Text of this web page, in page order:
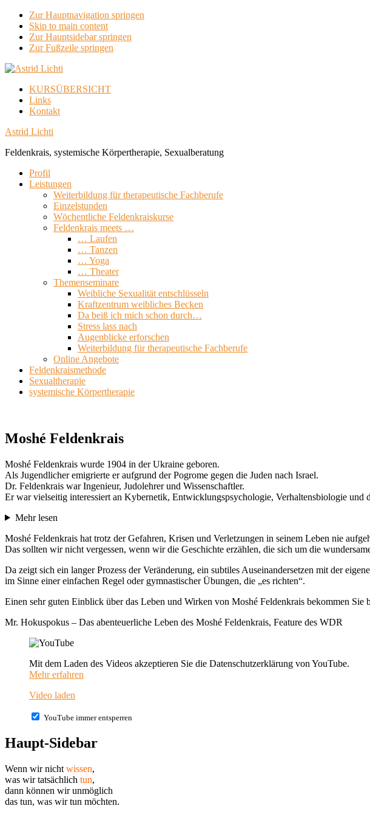
Zur Hauptnavigation springen
Skip to main content
Zur Hauptsidebar springen
Zur Fußzeile springen
KURSÜBERSICHT
Links
Kontakt
Astrid Lichti
Feldenkrais, systemische Körpertherapie, Sexualberatung
Profil
Leistungen
Weiterbildung für therapeutische Fachberufe
Einzelstunden
Wöchentliche Feldenkraiskurse
Feldenkrais meets …
… Laufen
… Tanzen
… Yoga
… Theater
Themenseminare
Weibliche Sexualität entschlüsseln
Kraftzentrum weibliches Becken
Da beiß ich mich schon durch…
Stress lass nach
Augenblicke erforschen
Weiterbildung für therapeutische Fachberufe
Online Angebote
Feldenkraismethode
Sexualtherapie
systemische Körpertherapie
Moshé Feldenkrais
Moshé Feldenkrais wurde 1904 in der Ukraine geboren.
Als Jugendlicher emigrierte er aufgrund der Pogrome gegen die Juden nach Israel.
Dr. Feldenkrais war Ingenieur, Judolehrer und Wissenschaftler.
Er war vielseitig interessiert an Kybernetik, Entwicklungspsychologie, Verhaltensbiologie und
Mehr lesen
Moshé Feldenkrais hat trotz der Gefahren, Krisen und Verletzungen in seinem Leben nie
Das sollten wir nicht vergessen, wenn wir die Geschichte erzählen, die sich um die
Da zeigt sich ein langer Prozess der Veränderung, ein subtiles Auseinandersetzen mit der
im Sinne einer einfachen Regel oder gymnastischer Übungen, die „es richten“.
Einen sehr guten Einblick über das Leben und Wirken von Moshé Feldenkrais bekommen Sie
Mr. Hokuspokus – Das abenteuerliche Leben des Moshé Feldenkrais, Feature des WDR
Mit dem Laden des Videos akzeptieren Sie die Datenschutzerklärung von YouTube.
Mehr erfahren
Video laden
YouTube immer entsperren
Haupt-Sidebar
Wenn wir nicht wissen,
was wir tatsächlich tun,
dann können wir unmöglich
das tun, was wirtun möchten.